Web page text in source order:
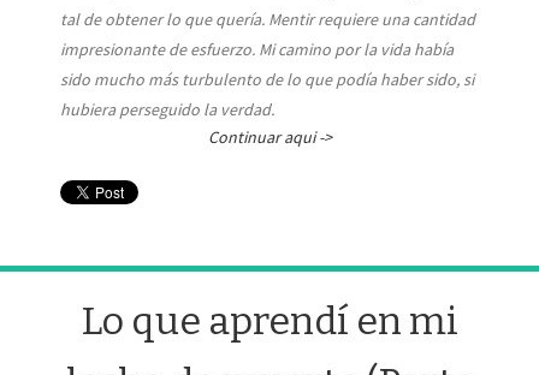
tal de obtener lo que quería. Mentir requiere una cantidad
impresionante de esfuerzo. Mi camino por la vida había
sido mucho más turbulento de lo que podía haber sido, si
hubiera perseguido la verdad.
Continuar aqui ->
Lo que aprendí en mi